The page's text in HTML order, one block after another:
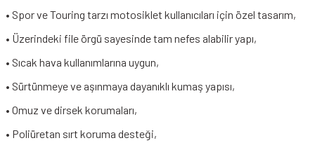
• Spor ve Touring tarzı motosiklet kullanıcıları için özel tasarım,
• Üzerindeki file örgü sayesinde tam nefes alabilir yapı,
• Sıcak hava kullanımlarına uygun,
• Sürtünmeye ve aşınmaya dayanıklı kumaş yapısı,
• Omuz ve dirsek korumaları,
• Poliüretan sırt koruma desteği,